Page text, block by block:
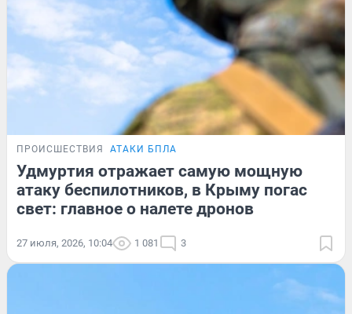
ПРОИСШЕСТВИЯ АТАКИ БПЛА
Удмуртия отражает самую мощную
атаку беспилотников, в Крыму погас
свет: главное о налете дронов
27 июля, 2026, 10:04 1 081 3